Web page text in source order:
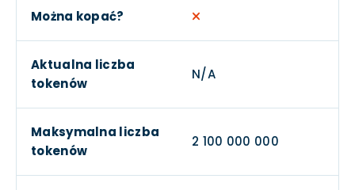
Można kopać?
Aktualna liczba
tokenów
N/A
Maksymalna liczba
tokenów
2 100 000 000